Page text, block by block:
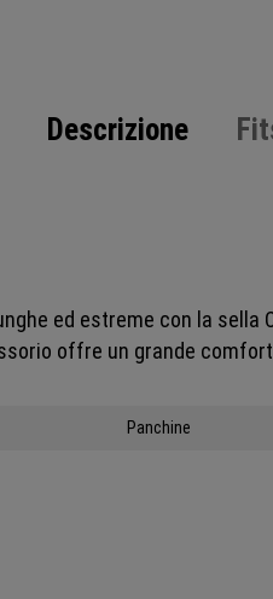
Descrizione
ed estreme con la
offre un grande
Panchine